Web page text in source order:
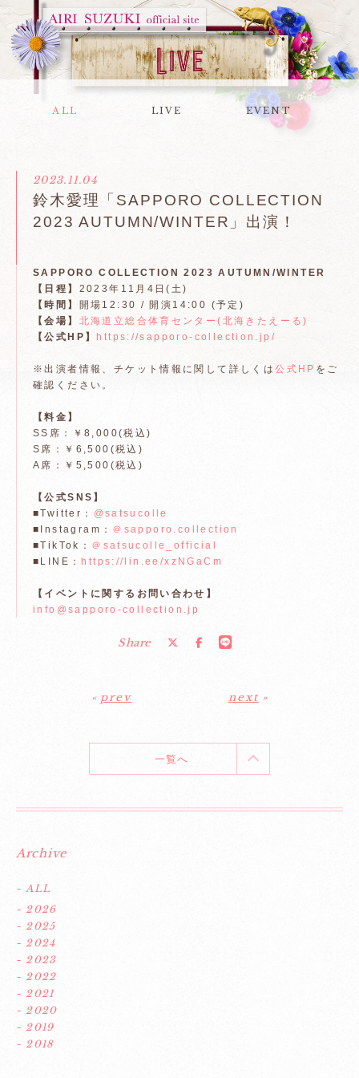
ALL LIVE EVENT
2023.11.04
鈴木愛理「SAPPORO COLLECTION
2023 AUTUMN/WINTER」出演！
SAPPORO COLLECTION 2023 AUTUMN/WINTER
【日程】 2023年11月4日(土)
【時間】 開場12:30 / 開演14:00 (予定)
【会場】 北海道立総合体育センター(北海きたえーる)
【公式HP】https://sapporo-collection.jp/
※出演者情報、チケット情報に関して詳しくは公式HP をご
確認ください。
【料金】
SS席：￥8,000(税込)
S席：￥6,500(税込)
A席：￥5,500(税込)
【公式SNS】
■Twitter：
@satsucolle
■Instagram： ＠sapporo.collection
■TikTok： ＠satsucolle_official
■LINE：https://lin.ee/xzNGaCm
【イベントに関するお問い合わせ】
info@sapporo-collection.jp
Share
« prev next »
一覧へ
Archive
- ALL
- 2026
- 2025
- 2024
- 2023
- 2022
- 2021
- 2020
- 2019
- 2018